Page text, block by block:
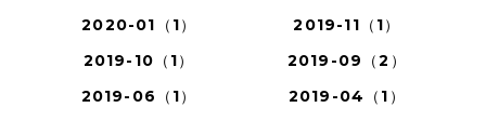
2020-01（1）
2019-11（1）
2019-10（1）
2019-09（2）
2019-06（1）
2019-04（1）